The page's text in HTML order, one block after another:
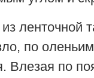
ленточной
по
Влезая по